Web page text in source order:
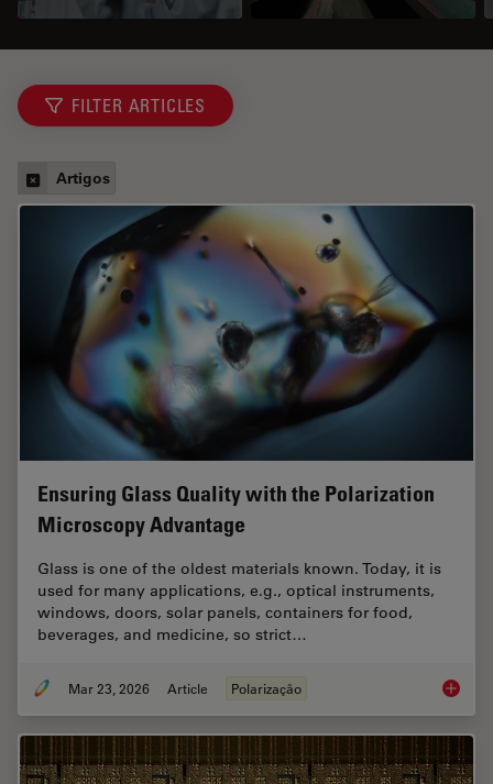
FILTER ARTICLES
Artigos
Ensuring Glass Quality with the Polarization
Microscopy Advantage
Glass is one of the oldest materials known. Today, it is
used for many applications, e.g., optical instruments,
windows, doors, solar panels, containers for food,
beverages, and medicine, so strict…
Mar 23, 2026 Article Polarização